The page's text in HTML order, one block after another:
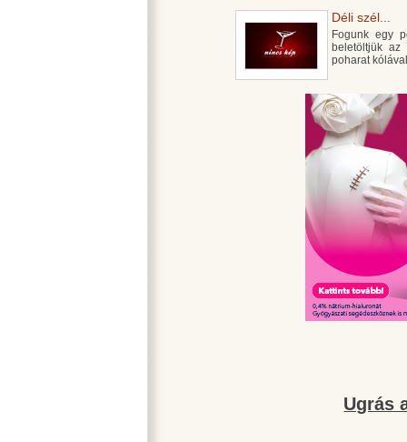
Déli szél...
Fogunk egy
beletöltjük az
poharat
Ugrás